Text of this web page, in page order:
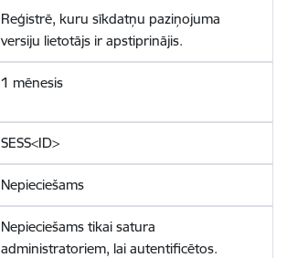
Reģistrē, kuru sīkdatņu paziņojuma
versiju lietotājs ir apstiprinājis.
1 mēnesis
SESS<ID>
Nepieciešams
Nepieciešams tikai satura
administratoriem, lai autentificētos.